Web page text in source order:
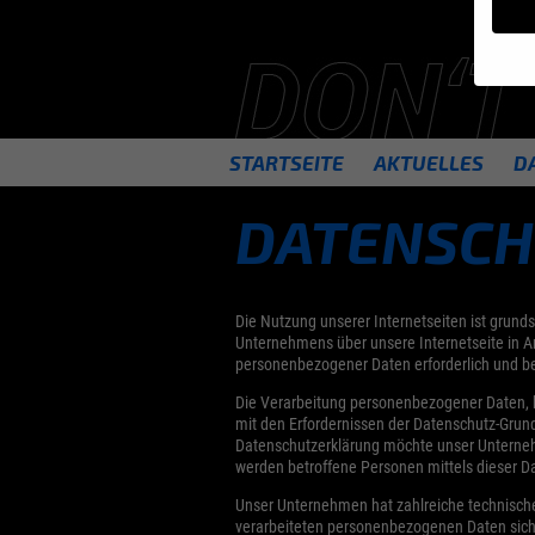
STARTSEITE AKTUELLES
Die Nutzung unserer Internetseiten ist
Unternehmens über unsere Internetseite in
personenbezogener Daten erforderlich und
Die Verarbeitung personenbezogener
mit den Erfordernissen der Datenschutz-
Datenschutzerklärung möchte unser
werden betroffene Personen mittels dieser
Unser Unternehmen hat zahlreiche
verarbeiteten personenbezogenen Daten
Wenn
Wir
Hier